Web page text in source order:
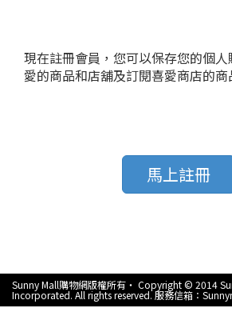
現在註冊會員，您可以保存您的個
愛的商品和店舖及訂閱喜愛商店的商
馬上註冊
Sunny Mall購物網版權所有‧ Copyright © 2014
Incorporated. All rights reserved. 服務信箱：